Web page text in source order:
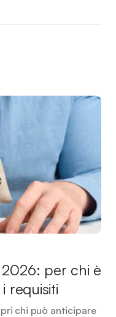
per chi è
requisiti
chi può anticipare